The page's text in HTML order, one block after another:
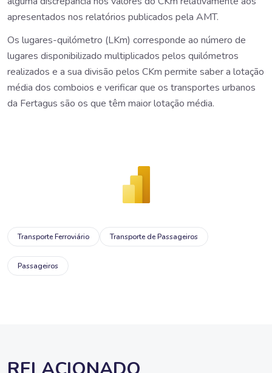
apresentados nos relatórios publicados pela AMT.
Os lugares-quilómetro (LKm) corresponde ao número de
lugares disponibilizado multiplicados pelos quilómetros
realizados e a sua divisão pelos CKm permite saber a lotação
média dos comboios e verificar que os transportes urbanos
da Fertagus são os que têm maior lotação média.
Transporte Ferroviário Transporte de Passageiros
Passageiros